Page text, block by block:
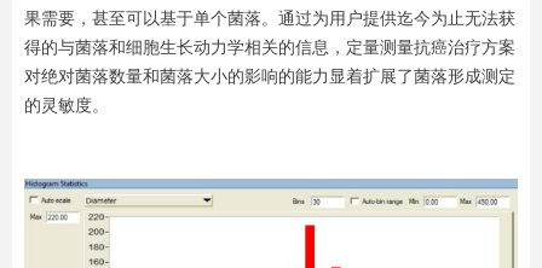
果需要，甚至可以基于单个菌落。通过为用户提供迄今为止无法获
得的与菌落和细胞生长动力学相关的信息，定量测量抗癌治疗方案
对绝对菌落数量和菌落大小的影响的能力显着扩展了菌落形成测定
的灵敏度。